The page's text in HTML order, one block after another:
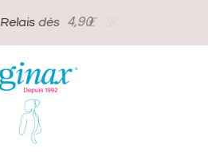
et solutions